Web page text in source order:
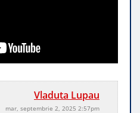
Vladuta Lupau
mar, septembrie 2, 2025 2:57pm